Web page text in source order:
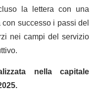
la lettera con una
successo i passi del
nei campi del servizio
nella capitale